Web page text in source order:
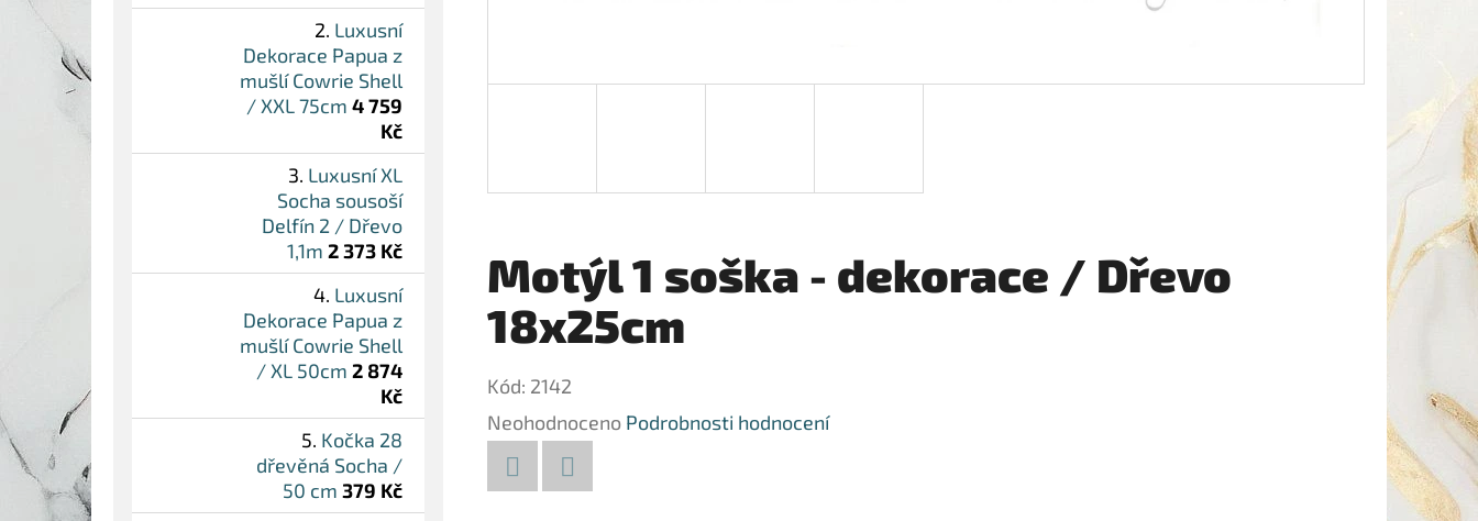
Luxusní
Dekorace Papua z
mušlí Cowrie Shell
/ XXL 75cm 4 759
Kč
Luxusní XL
Socha sousoší
Delfín 2 / Dřevo
1,1m 2 373 Kč
Luxusní
Dekorace Papua z
mušlí Cowrie Shell
/ XL 50cm 2 874
Kč
Kočka 28
dřevěná Socha /
50 cm 379 Kč
Motýl 1 soška - dekorace / Dřevo
18x25cm
Kód: 2142
Průměrné
hodnocení
produktu
Neohodnoceno Podrobnosti hodnocení